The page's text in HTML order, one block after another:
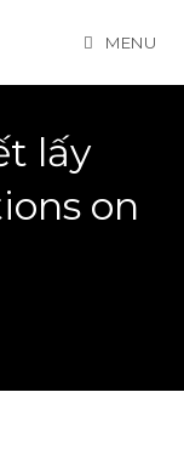
MENU
lấy
on